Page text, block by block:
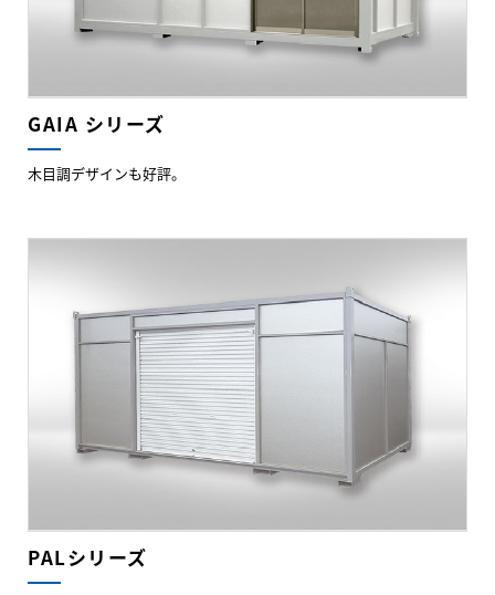
GAIA シリーズ
木目調デザインも好評。
PALシリーズ